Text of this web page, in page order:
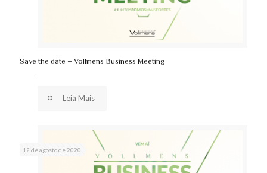
Save the date – Vollmens Business Meeting
Leia Mais
12 de agosto de 2020